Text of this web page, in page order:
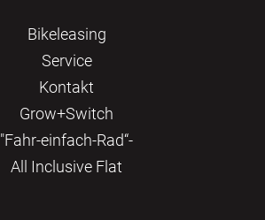
Bikeleasing
Service
Kontakt
Grow+Switch
"Fahr-einfach-Rad“-
All Inclusive Flat